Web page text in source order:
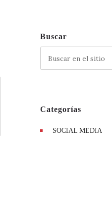
Buscar
Categorías
SOCIAL MEDIA